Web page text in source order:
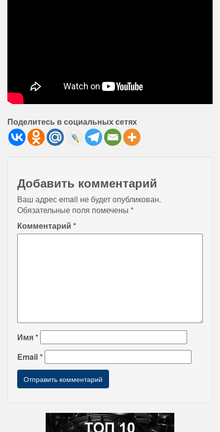
Поделитесь в социальных сетях
Добавить комментарий
Ваш адрес email не будет опубликован.
Обязательные поля помечены *
Комментарий *
Имя*
Email*